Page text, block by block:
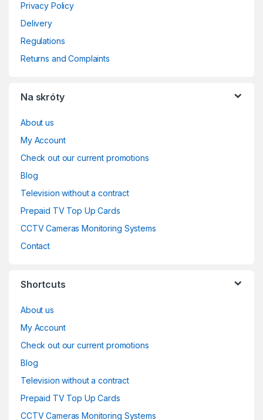
Privacy Policy
Delivery
Regulations
Returns and Complaints
Na skróty
About us
My Account
Check out our current promotions
Blog
Television without a contract
Prepaid TV Top Up Cards
CCTV Cameras Monitoring Systems
Contact
Shortcuts
About us
My Account
Check out our current promotions
Blog
Television without a contract
Prepaid TV Top Up Cards
CCTV Cameras Monitoring Systems